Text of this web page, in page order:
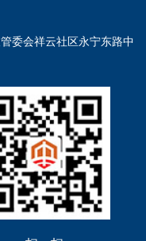
委会祥云社区永宁东路中